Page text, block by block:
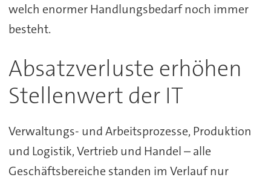
welch enormer Handlungsbedarf noch immer
besteht.
Absatzverluste erhöhen
Stellenwert der IT
Verwaltungs- und Arbeitsprozesse, Produktion
und Logistik, Vertrieb und Handel – alle
Geschäftsbereiche standen im Verlauf nur